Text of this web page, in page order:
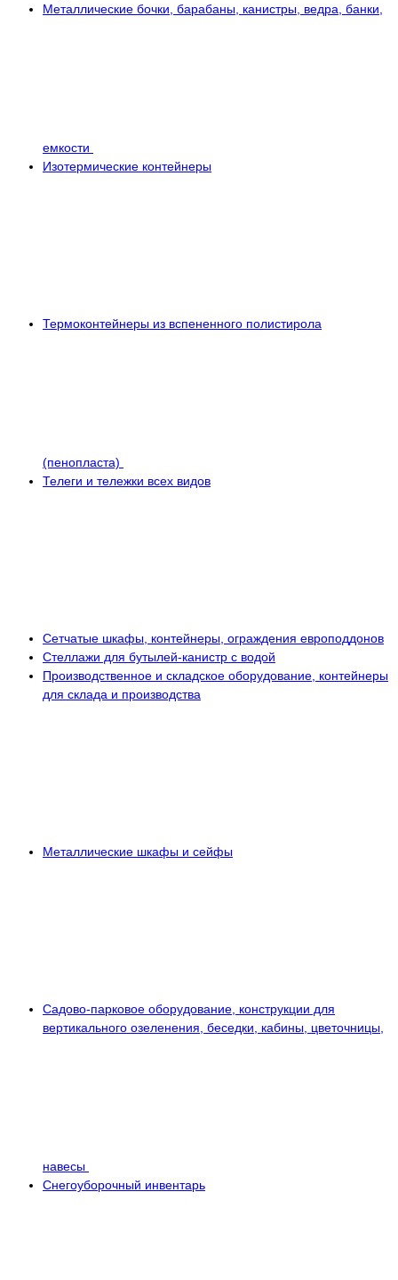
Металлические бочки, барабаны, канистры, ведра, банки,
емкости
Изотермические контейнеры
Термоконтейнеры из вспененного полистирола
(пенопласта)
Телеги и тележки всех видов
Сетчатые шкафы, контейнеры, ограждения европоддонов
Стеллажи для бутылей-канистр с водой
Производственное и складское оборудование, контейнеры
для склада и производства
Металлические шкафы и сейфы
Садово-парковое оборудование, конструкции для
вертикального озеленения, беседки, кабины, цветочницы,
навесы
Снегоуборочный инвентарь